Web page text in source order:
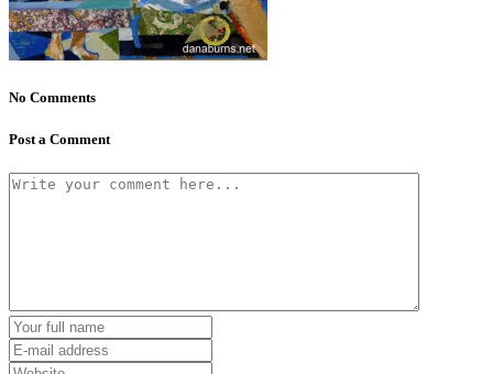
No Comments
Post a Comment